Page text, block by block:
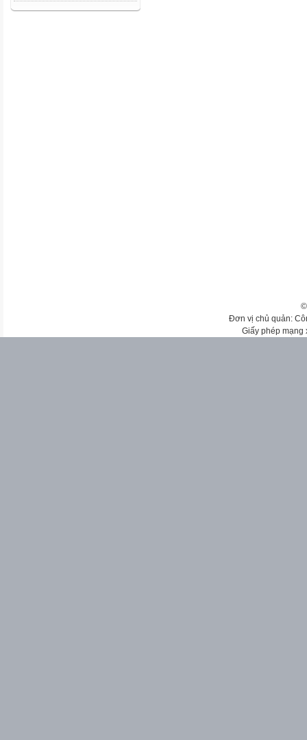
Đơn vị chủ quản:
Giấy phép mạng